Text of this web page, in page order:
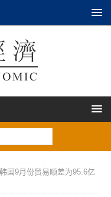
韩国9月份贸易顺差为95.6亿